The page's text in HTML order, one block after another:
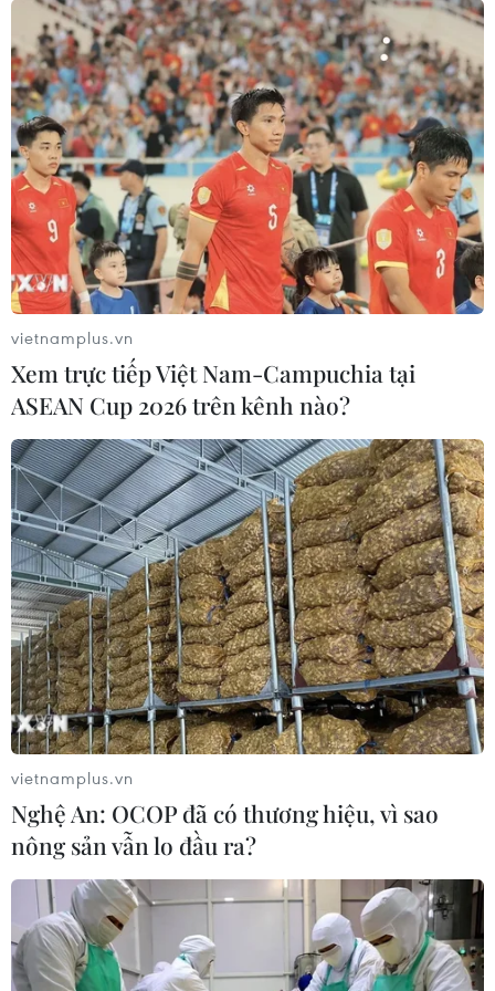
TIN CÙNG CHUYÊN MỤC
vietnamplus.vn
Xem trực tiếp Việt Nam-Campuchia tại
ASEAN Cup 2026 trên kênh nào?
vietnamplus.vn
Nghệ An: OCOP đã có thương hiệu, vì sao
nông sản vẫn lo đầu ra?